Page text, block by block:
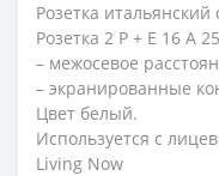
Розетка
Розетка 2 P + E 16 A
– межосевое
– экранированные
Цвет белый.
Используется с
Living Now